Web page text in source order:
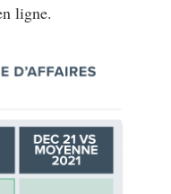
ligne.